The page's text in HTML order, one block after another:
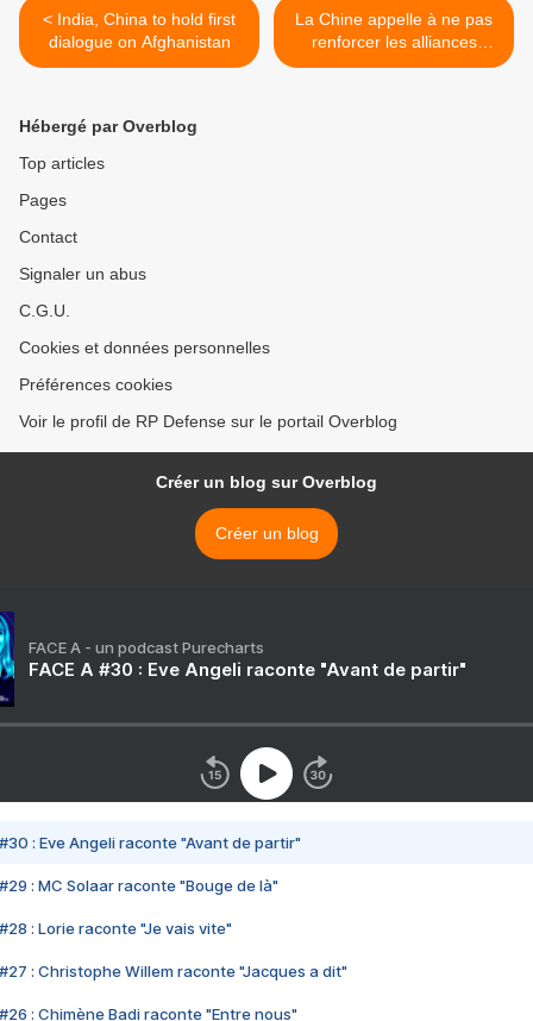
< India, China to hold first
dialogue on Afghanistan
La Chine appelle à ne pas
renforcer les alliances
militaires en Asie-Pacifique
Hébergé par Overblog
Top articles
Pages
Contact
Signaler un abus
C.G.U.
Cookies et données personnelles
Préférences cookies
Voir le profil de RP Defense sur le portail Overblog
Créer un blog sur Overblog
Créer un blog
FACE A - un podcast Purecharts
FACE A #30 : Eve Angeli raconte "Avant de partir"
#30 : Eve Angeli raconte "Avant de partir"
#29 : MC Solaar raconte "Bouge de là"
#28 : Lorie raconte "Je vais vite"
#27 : Christophe Willem raconte "Jacques a dit"
#26 : Chimène Badi raconte "Entre nous"